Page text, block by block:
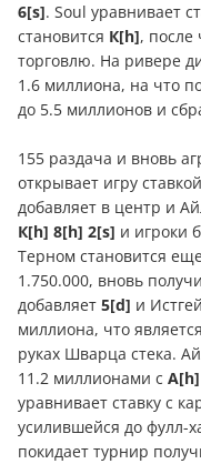
6[s]. Soul уравнивает
становится К[h], после
торговлю. На ривере
1.6 миллиона, на что
до 5.5 миллионов и
155 раздача и вновь
открывает игру
добавляет в центр и
К[h] 8[h] 2[s] и игроки
Терном становится
1.750.000, вновь
добавляет 5[d] и
миллиона, что
руках Шварца стека.
11.2 миллионами с А[h]
уравнивает ставку с
усилившейся до фулл-
покидает турнир